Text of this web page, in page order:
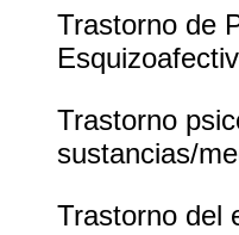
Trastorno de
Trastorno
sustancias/
Trastorno del